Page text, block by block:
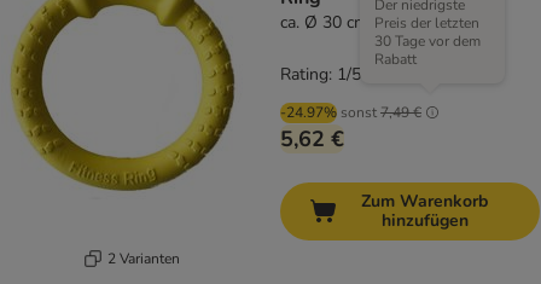
2 Varianten
ca. Ø 30 cm (Größe L)
-24.97% sonst7,49 €
Der niedrigste
Preis der letzten
30 Tage vor dem
Rabatt
5,62 €
Rating: 1/5
Zum Warenkorb
hinzufügen